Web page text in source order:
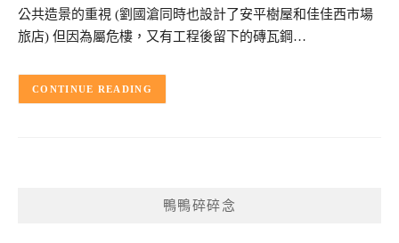
公共造景的重視 (劉國滄同時也設計了安平樹屋和佳佳西市場
旅店) 但因為屬危樓，又有工程後留下的磚瓦鋼…
CONTINUE READING
鴨鴨碎碎念